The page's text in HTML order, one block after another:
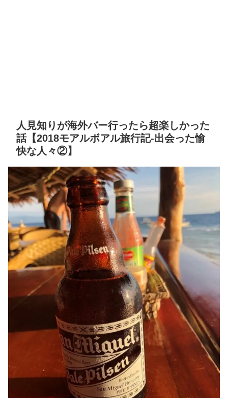
人見知りが海外バー行ったら超楽しかった
話【2018モアルボアル旅行記-出会った愉
快な人々②】